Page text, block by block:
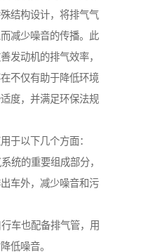
结构设计，将排气气
减少噪音的传播。此
发动机的排气效率，
不仅有助于降低环境
度，并满足环保法规
于以下几个方面：
统的重要组成部分，
车外，减少噪音和污
车也配备排气管，用
低噪音。